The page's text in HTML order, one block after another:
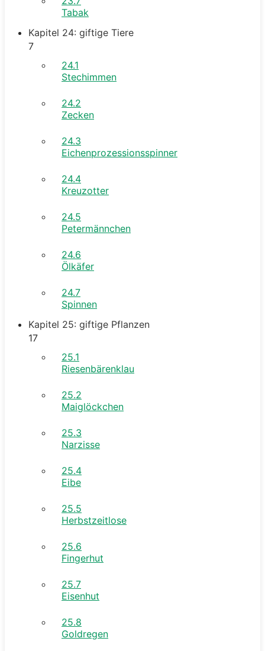
Tabak
Kapitel 24: giftige Tiere
7
24.1
Stechimmen
24.2
Zecken
24.3
Eichenprozessionsspinner
24.4
Kreuzotter
24.5
Petermännchen
24.6
Ölkäfer
24.7
Spinnen
Kapitel 25: giftige Pflanzen
17
25.1
Riesenbärenklau
25.2
Maiglöckchen
25.3
Narzisse
25.4
Eibe
25.5
Herbstzeitlose
25.6
Fingerhut
25.7
Eisenhut
25.8
Goldregen